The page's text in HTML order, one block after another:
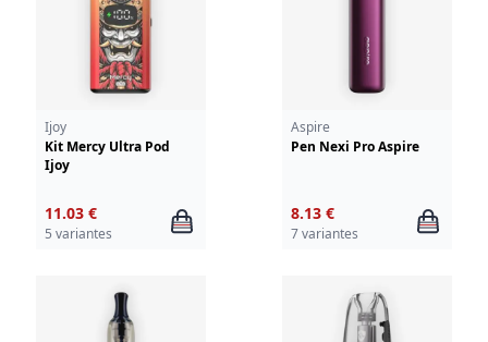
Ijoy
Kit Mercy Ultra Pod
Ijoy
11.03 €
5 variantes
Aspire
Pen Nexi Pro Aspire
8.13 €
7 variantes